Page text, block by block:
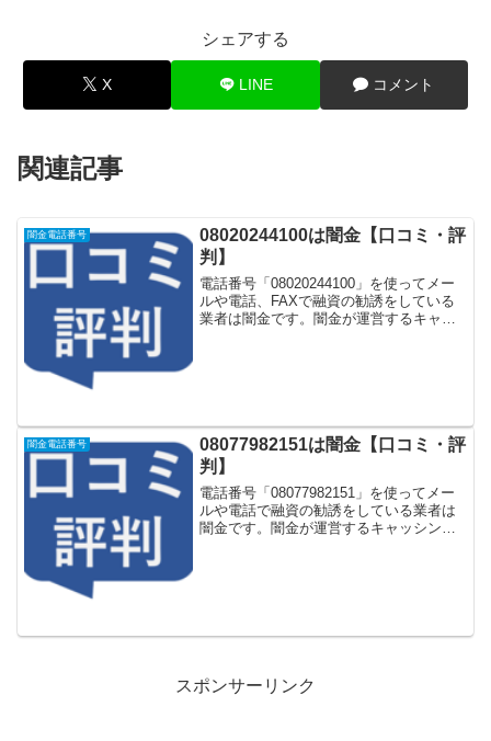
シェアする
X LINE コメント
関連記事
闇金電話番号
08020244100は闇金【口コミ・評
判】
電話番号「08020244100」を使ってメー
ルや電話、FAXで融資の勧誘をしている
業者は闇金です。闇金が運営するキャッ
闇金電話番号
08077982151は闇金【口コミ・評
判】
電話番号「08077982151」を使ってメー
ルや電話で融資の勧誘をしている業者は
闇金です。闇金が運営するキャッシング
スポンサーリンク